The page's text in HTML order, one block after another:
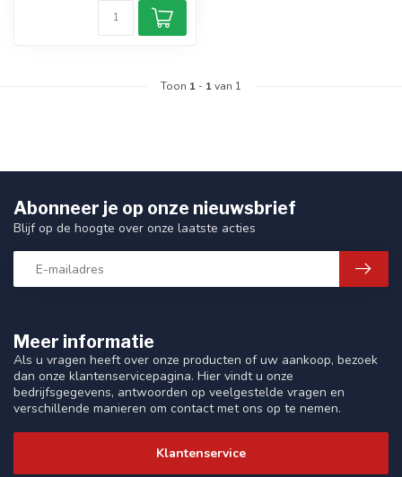
Toon 1 - 1van 1
Meer informatie
Als u vragen heeft over onze producten of uw aankoop, bezoek
dan onze klantenservicepagina. Hier vindt u onze
bedrijfsgegevens, antwoorden op veelgestelde vragen en
verschillende manieren om contact met ons op te nemen.
Klantenservice
Abonneer je op onze nieuwsbrief
Blijf op de hoogte over onze laatste acties